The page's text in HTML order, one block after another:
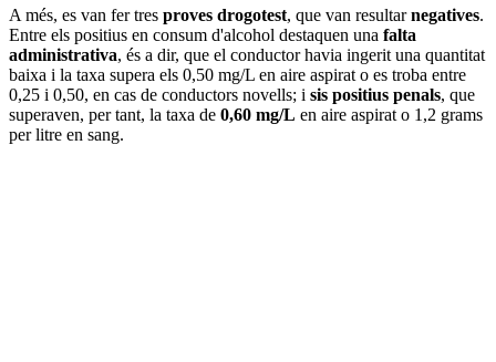
A més, es van fer tres proves drogotest, que van resultarnegatives.
Entre els positius en consum d'alcohol destaquen una falta
administrativa, és a dir, que el conductor havia ingerit una quantitat
baixa i la taxa supera els 0,50 mg/L en aire aspirat o es troba entre
0,25 i 0,50, en cas de conductors novells; i sis positius penals, que
superaven, per tant, la taxa de 0,60 mg/L en aire aspirat o 1,2 grams
per litre en sang.